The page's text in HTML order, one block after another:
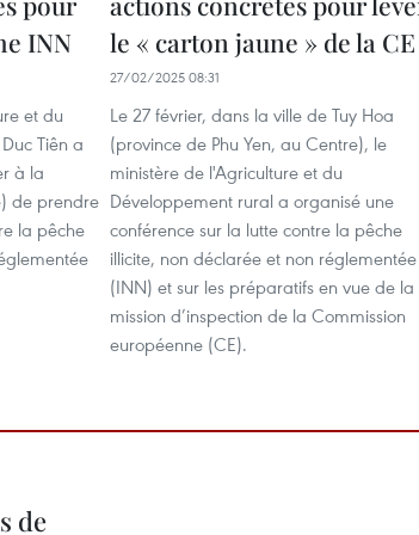
INN
et du
Tiên a
à la
de prendre
la pêche
le « carton jaune » de la CE
27/02/2025 08:31
Le 27 février, dans la ville de Tuy Hoa
(province de Phu Yen, au Centre), le
ministère de l'Agriculture et du
Développement rural a organisé une
conférence sur la lutte contre la pêche
illicite, non déclarée et non réglementée
(INN) et sur les préparatifs en vue de la
mission d’inspection de la Commission
européenne (CE).
de